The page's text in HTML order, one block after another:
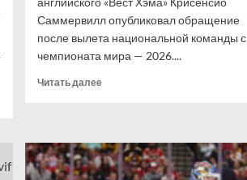
Саммервилл опубликовал обращение
после вылета национальной команды с
чемпионата мира — 2026....
Читать далееПрочитать
ответил
на хейт
после